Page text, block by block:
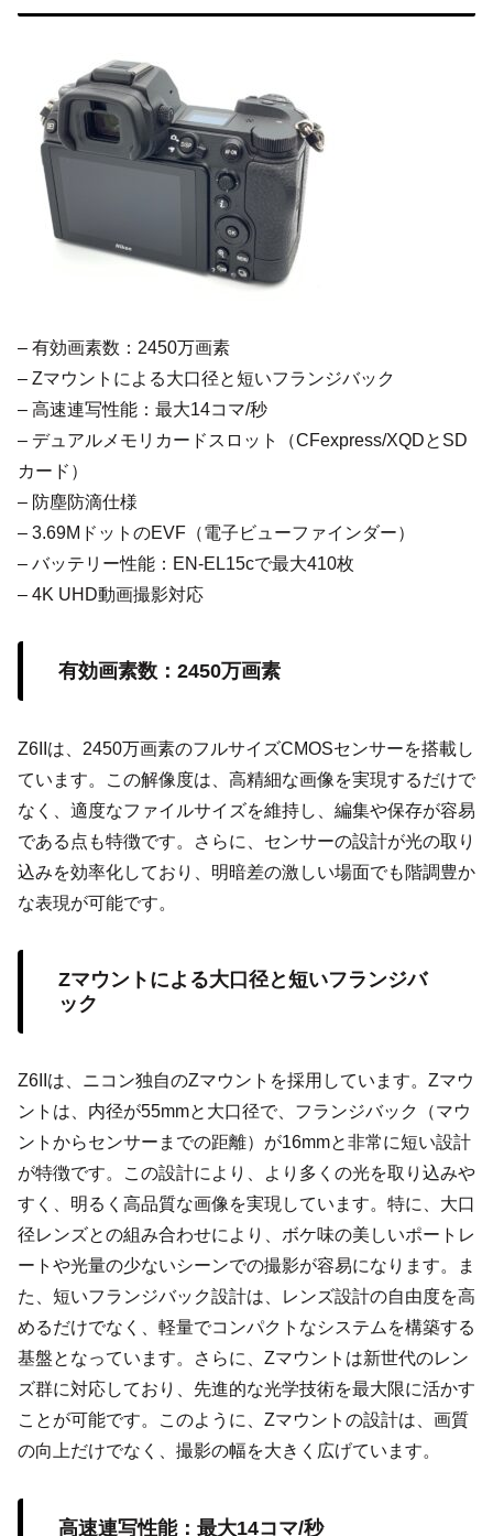
– 有効画素数：2450万画素
– Zマウントによる大口径と短いフランジバック
– 高速連写性能：最大14コマ/秒
– デュアルメモリカードスロット（CFexpress/XQDとSD
カード）
– 防塵防滴仕様
– 3.69MドットのEVF（電子ビューファインダー）
– バッテリー性能：EN-EL15cで最大410枚
– 4K UHD動画撮影対応
有効画素数：2450万画素
Z6IIは、2450万画素のフルサイズCMOSセンサーを搭載し
ています。この解像度は、高精細な画像を実現するだけで
なく、適度なファイルサイズを維持し、編集や保存が容易
である点も特徴です。さらに、センサーの設計が光の取り
込みを効率化しており、明暗差の激しい場面でも階調豊か
な表現が可能です。
Zマウントによる大口径と短いフランジバ
ック
Z6IIは、ニコン独自のZマウントを採用しています。Zマウ
ントは、内径が55mmと大口径で、フランジバック（マウ
ントからセンサーまでの距離）が16mmと非常に短い設計
が特徴です。この設計により、より多くの光を取り込みや
すく、明るく高品質な画像を実現しています。特に、大口
径レンズとの組み合わせにより、ボケ味の美しいポートレ
ートや光量の少ないシーンでの撮影が容易になります。ま
た、短いフランジバック設計は、レンズ設計の自由度を高
めるだけでなく、軽量でコンパクトなシステムを構築する
基盤となっています。さらに、Zマウントは新世代のレン
ズ群に対応しており、先進的な光学技術を最大限に活かす
ことが可能です。このように、Zマウントの設計は、画質
の向上だけでなく、撮影の幅を大きく広げています。
高速連写性能：最大14コマ/秒